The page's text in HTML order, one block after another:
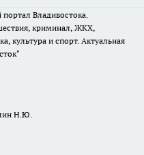
Владивостока.
криминал, ЖКХ,
культура и спорт. Актуальная
Н.Ю.